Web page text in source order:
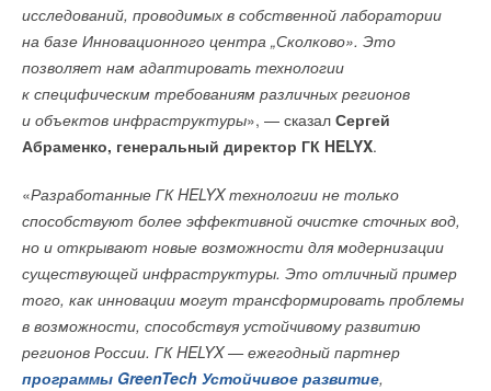
исследований, проводимых в собственной лаборатории
на базе Инновационного центра „Сколково». Это
позволяет нам адаптировать технологии
к специфическим требованиям различных регионов
и объектов инфраструктуры», — сказал Сергей
Абраменко, генеральный директор ГК HELYX.
«Разработанные ГК HELYX технологии не только
способствуют более эффективной очистке сточных вод,
но и открывают новые возможности для модернизации
существующей инфраструктуры. Это отличный пример
того, как инновации могут трансформировать проблемы
в возможности, способствуя устойчивому развитию
регионов России. ГК HELYX — ежегодный партнер
программы GreenTech Устойчивое развитие,
Читайте по теме:
→
Учёные ЮУрГУ создали каскадную установку,
объединяющую солнечную и геотермальную энергию
НОВОСТИ СОК 6 АВГУСТА 2026
→
Для Арктики создали технологию защиты
ветрогенераторов от аварий
НОВОСТИ СОК 6 АВГУСТА 2026
НОВОСТИ СОК 5 АВГУСТА 2026
→
Тепловые насосы в связке с солнечной генерацией и
накопителем снижают потребление на 60%
НОВОСТИ СОК 4 АВГУСТА 2026
→
США запретили использование иностранных
инверторов
НОВОСТИ СОК 31 ИЮЛЯ 2026
→
Уже через месяц в России можно будет устанавливать
солнечные панели в МКД
НОВОСТИ СОК 30 ИЮЛЯ 2026
→
CDU производства LG прошёл валидацию NVIDIA для
Далее он привлек внимание к разработке правительством
Турции Стратегии и Плана действий по адаптации
к климатическим изменениям. «Эта Стратегия возлагает
на различные государственные структуры конкретные
задачи. Запланированы меры по 40 направлениям и 129
конкретных действий в сфере окружающей среды», —
Отметив, что государства, расположенные
в Средиземноморском регионе, особенно сильно ощущают
на себе последствия изменения климата, Хасар добавил,
что, по подсчетам ученых, средняя температура воздуха
на планете в 2023 году была уже на 1,45 градуса выше
доиндустриального уровня, что напрямую связано
с выбросами парниковых газов.